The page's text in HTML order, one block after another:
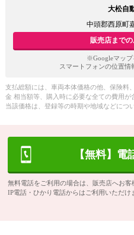
大松自
中頭郡西原町
販売店まで
※Googleマップ
スマートフォンの位置情
支払総額には、車両本体価格の他、保険料
金 相当額等、購入時に必要な全ての費用が
当該価格は、登録等の時期や地域などにつ
【無料】電
無料電話をご利用の場合は、販売店へお客
IP電話・ひかり電話からはご利用いただけ